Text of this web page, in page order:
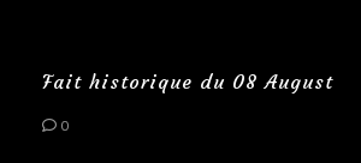
Fait historique du 08 August
0